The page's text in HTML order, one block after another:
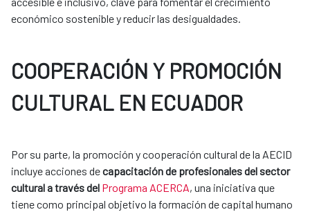
económico sostenible y reducir las desigualdades.
COOPERACIÓN Y PROMOCIÓN
CULTURAL EN ECUADOR
Por su parte, la promoción y cooperación cultural de la AECID
incluye acciones decapacitación de profesionales del sector
cultural a través del Programa ACERCA, una iniciativa que
tiene como principal objetivo la formación de capital humano